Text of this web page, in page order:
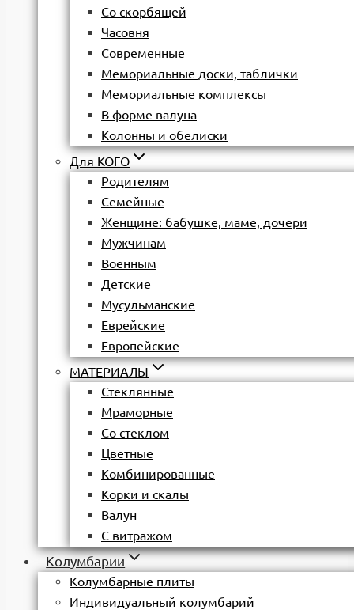
Со скорбящей
Часовня
Современные
Мемориальные доски, таблички
Мемориальные комплексы
В форме валуна
Колонны и обелиски
Для КОГО
Родителям
Семейные
Женщине: бабушке, маме, дочери
Мужчинам
Военным
Детские
Мусульманские
Еврейские
Европейские
МАТЕРИАЛЫ
Стеклянные
Мраморные
Со стеклом
Цветные
Комбинированные
Корки и скалы
Валун
С витражом
Колумбарии
Колумбарные плиты
Индивидуальный колумбарий